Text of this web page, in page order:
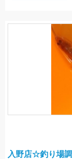
入野店☆釣り場